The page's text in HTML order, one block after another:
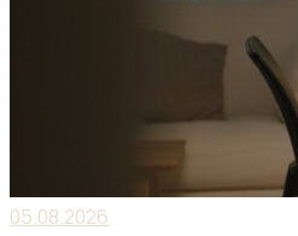
05.08.2026